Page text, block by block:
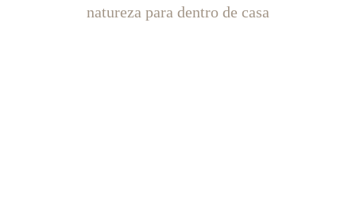
natureza para dentro de casa